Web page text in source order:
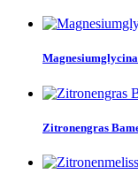
Zitronengras